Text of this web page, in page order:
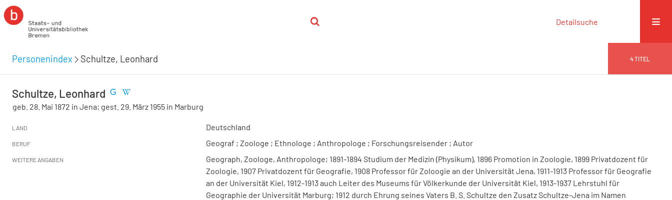
Detailsuche
Personenindex Schultze, Leonhard 4TITEL
Schultze, Leonhard
geb. 28. Mai 1872 in Jena; gest. 29. März 1955 in Marburg
LAND Deutschland
BERUF Geograf ; Zoologe ; Ethnologe ; Anthropologe ; Forschungsreisender ; Autor
WEITERE ANGABEN
Geograph, Zoologe, Anthropologe; 1891-1894 Studium der Medizin (Physikum), 1896 Promotion in Zoologie, 1899 Privatdozent für
Zoologie, 1907 Privatdozent für Geografie, 1908 Professor für Zoloogie an der Universität Jena, 1911-1913 Professor für Geografie
an der Universität Kiel, 1912-1913 auch Leiter des Museums für Völkerkunde der Universität Kiel, 1913-1937 Lehrstuhl für
Geographie der Universität Marburg; 1912 durch Ehrung seines Vaters B. S. Schultze den Zusatz Schultze-Jena im Namen